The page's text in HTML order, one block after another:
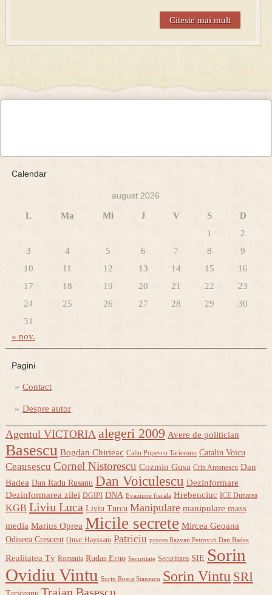
Citeste mai mult
Calendar
august 2026
L Ma Mi J V S
D
1
2
3
4 5 6 7 8
9
10
11 12 13 14 15
16
17
18 19 20 21 22
23
24
25 26 27 28 29
30
31
« nov.
Pagini
Contact
Despre autor
Agentul VICTORIA alegeri 2009 Avere de politician
Basescu Bogdan Chirieac Calin Popescu Tariceanu Catalin Voicu
Ceausescu Cornel Nistorescu Cozmin Gusa Crin Antonescu Dan
Badea Dan Radu Rusanu Dan Voiculescu Dezinformare
Dezinformarea zilei DGIPI DNA Evaziune fiscala Hrebenciuc ICE Dunarea
KGB Liviu Luca Liviu Turcu Manipulare manipulare mass
media Marius Oprea Micile secrete Mircea Geoana
Odiseea Crescent Omar Hayssam Patriciu proces Razvan Petrovici Dan Badea
Realitatea Tv Romania Rudas Erno Securitate Securitatea SIE Sorin
Ovidiu Vintu Sorin Rosca Stanescu Sorin Vintu SRI
Traian Basescu